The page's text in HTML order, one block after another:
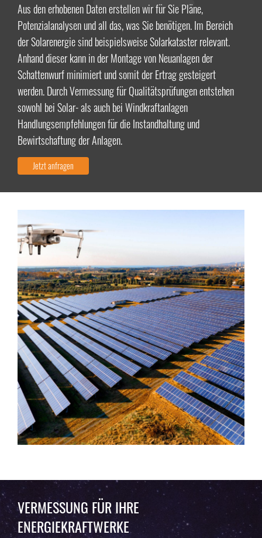
Aus den erhobenen Daten erstellen wir für Sie Pläne,
Potenzialanalysen und all das, was Sie benötigen. Im Bereich
der Solarenergie sind beispielsweise Solarkataster relevant.
Anhand dieser kann in der Montage von Neuanlagen der
Schattenwurf minimiert und somit der Ertrag gesteigert
werden. Durch Vermessung für Qualitätsprüfungen entstehen
sowohl bei Solar- als auch bei Windkraftanlagen
Handlungsempfehlungen für die Instandhaltung und
Bewirtschaftung der Anlagen.
Jetzt anfragen
VERMESSUNG FÜR IHRE
ENERGIEKRAFTWERKE